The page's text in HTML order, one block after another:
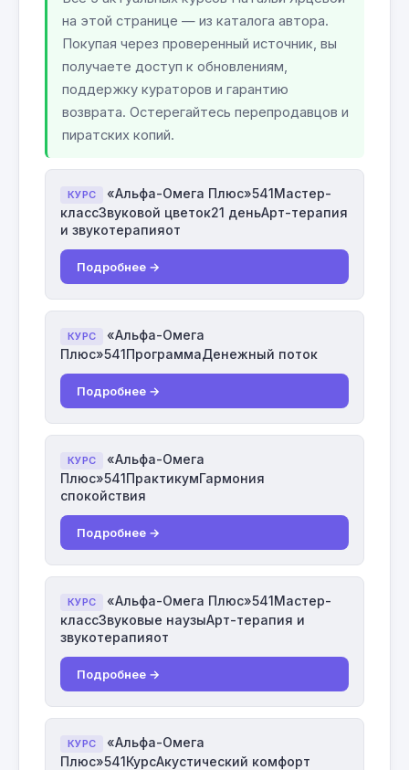
на этой странице — из каталога автора.
Покупая через проверенный источник, вы
получаете доступ к обновлениям,
поддержку кураторов и гарантию
возврата. Остерегайтесь перепродавцов и
пиратских копий.
КУРС
«Альфа-Омега Плюс»541Мастер-
классЗвуковой цветок21 деньАрт-терапия
и звукотерапияот
Подробнее →
КУРС
«Альфа-Омега
Плюс»541ПрограммаДенежный поток
Подробнее →
КУРС
«Альфа-Омега
Плюс»541ПрактикумГармония
спокойствия
Подробнее →
КУРС
«Альфа-Омега Плюс»541Мастер-
классЗвуковые наузыАрт-терапия и
звукотерапияот
Подробнее →
КУРС
«Альфа-Омега
Плюс»541КурсАкустический комфорт